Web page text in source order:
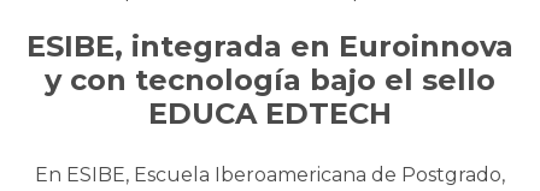
ESIBE, integrada en Euroinnova
y con tecnología bajo el sello
EDUCA EDTECH
En ESIBE, Escuela Iberoamericana de Postgrado,